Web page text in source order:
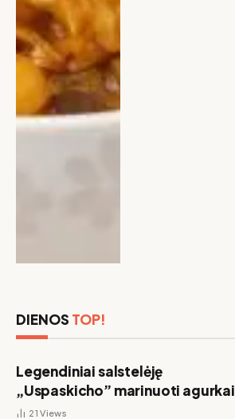
DIENOS TOP!
Legendiniai salstelėję
„Uspaskicho” marinuoti agurkai
21Views